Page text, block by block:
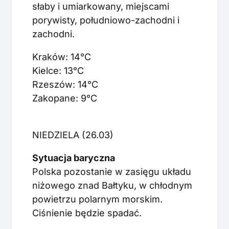
słaby i umiarkowany, miejscami
porywisty, południowo-zachodni i
zachodni.
Kraków: 14°C
Kielce: 13°C
Rzeszów: 14°C
Zakopane: 9°C
NIEDZIELA (26.03)
Sytuacja baryczna
Polska pozostanie w zasięgu układu
niżowego znad Bałtyku, w chłodnym
powietrzu polarnym morskim.
Ciśnienie będzie spadać.